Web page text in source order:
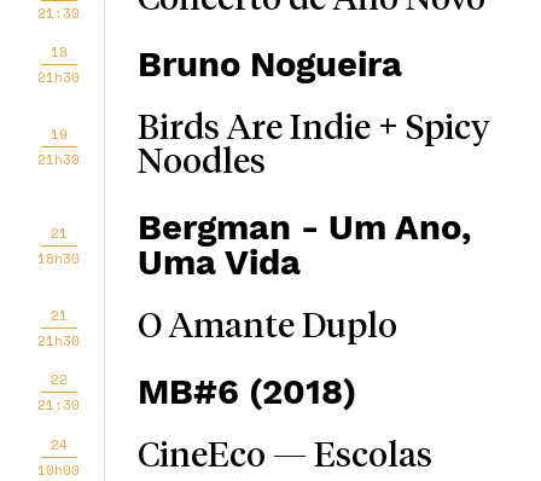
21:30
18
21h30
Bruno Nogueira
19
21h30
Birds Are Indie + Spicy
Noodles
21
18h30
Bergman - Um Ano,
Uma Vida
21
21h30
O Amante Duplo
22
21:30
MB#6 (2018)
24
10h00
CineEco — Escolas